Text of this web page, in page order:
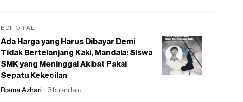
EDITORIAL
Ada Harga yang Harus Dibayar Demi
Tidak Bertelanjang Kaki, Mandala: Siswa
SMK yang Meninggal Akibat Pakai
Sepatu Kekecilan
Risma Azhari 3 bulan lalu